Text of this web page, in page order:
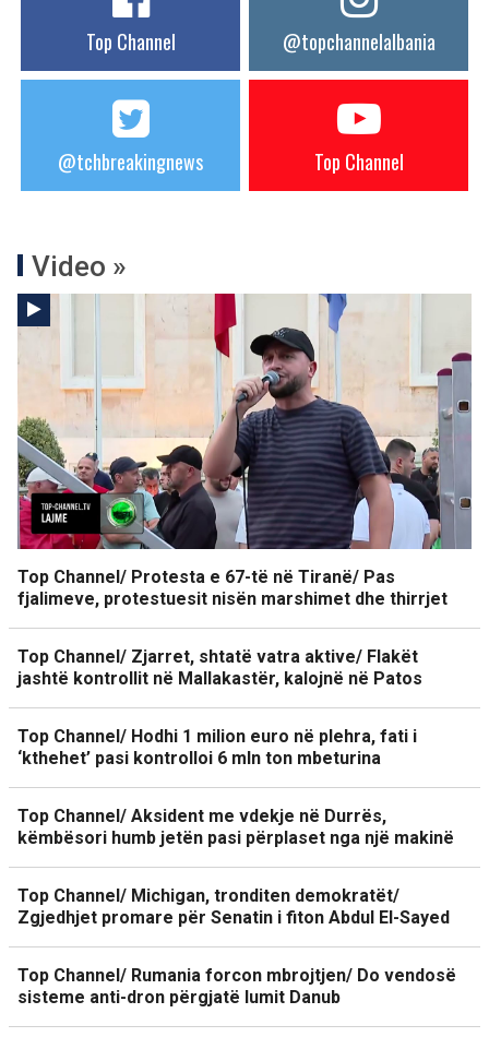
Top Channel @topchannelalbania
@tchbreakingnews Top Channel
Video »
Top Channel/ Protesta e 67-të në Tiranë/ Pas
fjalimeve, protestuesit nisën marshimet dhe thirrjet
Top Channel/ Zjarret, shtatë vatra aktive/ Flakët
jashtë kontrollit në Mallakastër, kalojnë në Patos
Top Channel/ Hodhi 1 milion euro në plehra, fati i
‘kthehet’ pasi kontrolloi 6 mln ton mbeturina
Top Channel/ Aksident me vdekje në Durrës,
këmbësori humb jetën pasi përplaset nga një makinë
Top Channel/ Michigan, tronditen demokratët/
Zgjedhjet promare për Senatin i fiton Abdul El-Sayed
Top Channel/ Rumania forcon mbrojtjen/ Do vendosë
sisteme anti-dron përgjatë lumit Danub